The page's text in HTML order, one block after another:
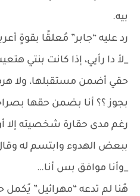
بيه.
رد عليه “جابر” مُعلقًا بقوةٍ
_لأ دا رأيي، إذا كانت بنتي
حقي أضمن مستقبلها، ولا
بجوز ؟؟ أنا بضمن حقها
رغم مدى حقارة شخصيته إلا
ببعض الهدوء وابتسم له وقال
_وأنا موافق بس أنا…
هُنا لم تدعه “مهرائيل”